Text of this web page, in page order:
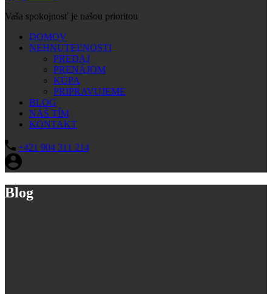
Vaša spokojnosť je našou prioritou
DOMOV
NEHNUTEĽNOSTI
PREDAJ
PRENÁJOM
KÚPA
PRIPRAVUJEME
BLOG
NÁŠ TÍM
KONTAKT
+421 904 311 214
Blog